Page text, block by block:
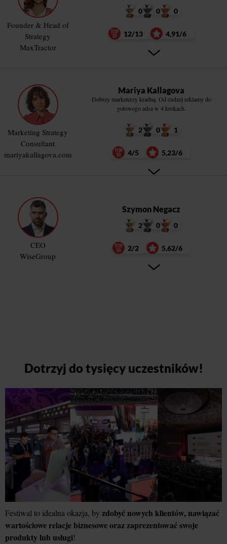
Founder & Head of
Strategy
MaxTractor
0 0 0
12/13 4,91/6
Marketing Strategy
Consultant
mariyakallagova.com
Mariya Kallagova
Dobrzy marketerzy kradną. Od cudzej reklamy do
gotowego adsa w 4 krokach.
2 0 1
4/5 5,23/6
CEO
WiseGroup
Szymon Negacz
2 0 0
2/2 5,62/6
Dotrzyj do tysięcy uczestników!
Festiwal to idealna okazja, by zdobyć nowych klientów, nawiązać
wartościowe relacje biznesowe oraz zaprezentować swoje
produkty lub usługi!